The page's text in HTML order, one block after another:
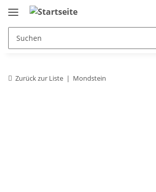
Zurück zur Liste Mondstein